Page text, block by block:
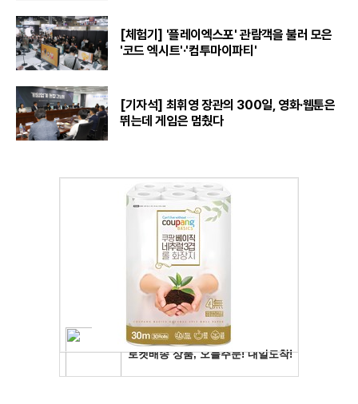
[체험기] '플레이엑스포' 관람객을 불러 모은
'코드 엑시트'·'컴투마이파티'
[기자석] 최휘영 장관의 300일, 영화·웹툰은
뛰는데 게임은 멈췄다